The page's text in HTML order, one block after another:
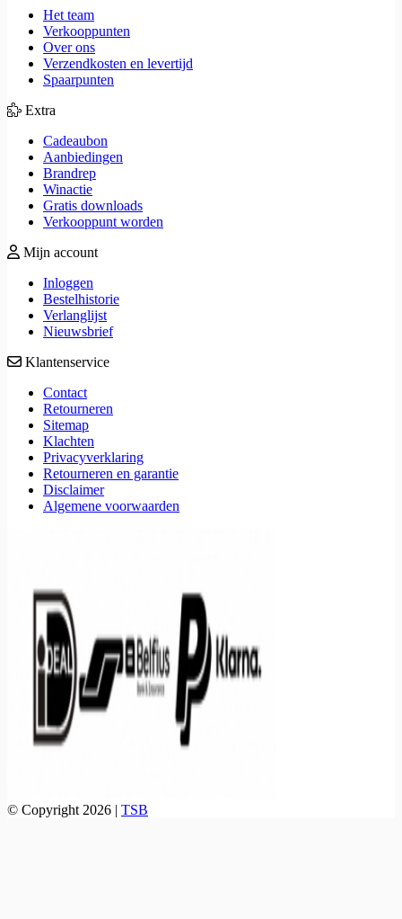
Het team
Verkooppunten
Over ons
Verzendkosten en levertijd
Spaarpunten
Extra
Cadeaubon
Aanbiedingen
Brandrep
Winactie
Gratis downloads
Verkooppunt worden
Mijn account
Inloggen
Bestelhistorie
Verlanglijst
Nieuwsbrief
Klantenservice
Contact
Retourneren
Sitemap
Klachten
Privacyverklaring
Retourneren en garantie
Disclaimer
Algemene voorwaarden
© Copyright 2026 | TSB